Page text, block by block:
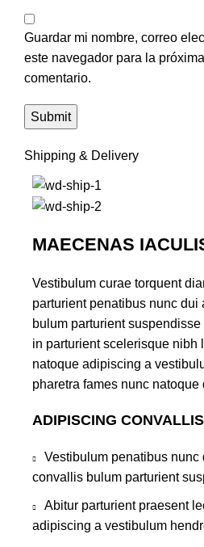
Guardar mi nombre, correo
este navegador para la
comentario.
Shipping & Delivery
MAECENAS
Vestibulum curae torquent
parturient penatibus nunc
bulum parturient
in parturient scelerisque nibh
natoque adipiscing a
pharetra fames nunc natoque
ADIPISCING
Vestibulum penatibus nunc
convallis bulum parturient
Abitur parturient praesent
adipiscing a vestibulum